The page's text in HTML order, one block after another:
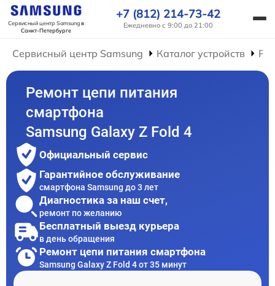
Сервисный центр Samsungв
Санкт-Петербурге
+7 (812) 214-73-42
Ежедневно с 9:00 до 21:00
Сервисный центр Samsung Каталог устройств
Ремонт цепи питания
смартфона
Samsung Galaxy Z Fold 4
Официальный сервис
Гарантийное обслуживание
смартфона Samsung до 3 лет
Диагностика за наш счет,
ремонт по желанию
Бесплатный выезд курьера
в день обращения
Ремонт цепи питания смартфона
Samsung Galaxy Z Fold 4 от 35 минут